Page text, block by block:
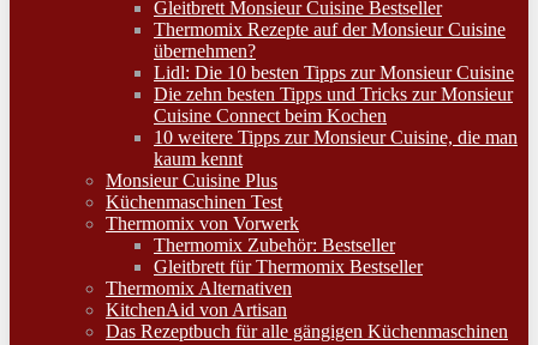
Gleitbrett Monsieur Cuisine Bestseller
Thermomix Rezepte auf der Monsieur Cuisine
übernehmen?
Lidl: Die 10 besten Tipps zur Monsieur Cuisine
Die zehn besten Tipps und Tricks zur Monsieur
Cuisine Connect beim Kochen
10 weitere Tipps zur Monsieur Cuisine, die man
kaum kennt
Monsieur Cuisine Plus
Küchenmaschinen Test
Thermomix von Vorwerk
Thermomix Zubehör: Bestseller
Gleitbrett für Thermomix Bestseller
Thermomix Alternativen
KitchenAid von Artisan
Das Rezeptbuch für alle gängigen Küchenmaschinen